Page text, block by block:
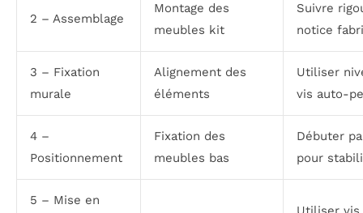
2 – Assemblage
Montage des
meubles kit
Suivre
notice
3 – Fixation
murale
Alignement des
éléments
Utiliser
vis auto-
4 –
Positionnement
Fixation des
meubles bas
Débuter
pour
5 – Mise en